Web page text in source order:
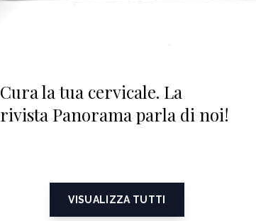
Cura la tua cervicale. La
rivista Panorama parla di noi!
VISUALIZZA TUTTI